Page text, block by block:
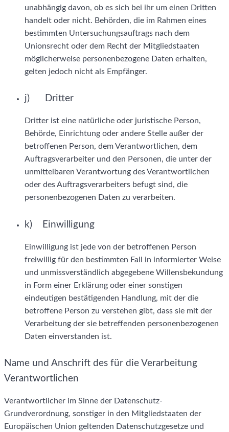
unabhängig davon, ob es sich bei ihr um einen Dritten
handelt oder nicht. Behörden, die im Rahmen eines
bestimmten Untersuchungsauftrags nach dem
Unionsrecht oder dem Recht der Mitgliedstaaten
möglicherweise personenbezogene Daten erhalten,
gelten jedoch nicht als Empfänger.
j) Dritter
Dritter ist eine natürliche oder juristische Person,
Behörde, Einrichtung oder andere Stelle außer der
betroffenen Person, dem Verantwortlichen, dem
Auftragsverarbeiter und den Personen, die unter der
unmittelbaren Verantwortung des Verantwortlichen
oder des Auftragsverarbeiters befugt sind, die
personenbezogenen Daten zu verarbeiten.
k) Einwilligung
Einwilligung ist jede von der betroffenen Person
freiwillig für den bestimmten Fall in informierter Weise
und unmissverständlich abgegebene Willensbekundung
in Form einer Erklärung oder einer sonstigen
eindeutigen bestätigenden Handlung, mit der die
betroffene Person zu verstehen gibt, dass sie mit der
Verarbeitung der sie betreffenden personenbezogenen
Daten einverstanden ist.
Name und Anschrift des für die Verarbeitung
Verantwortlichen
Verantwortlicher im Sinne der Datenschutz-
Grundverordnung, sonstiger in den Mitgliedstaaten der
Europäischen Union geltenden Datenschutzgesetze und